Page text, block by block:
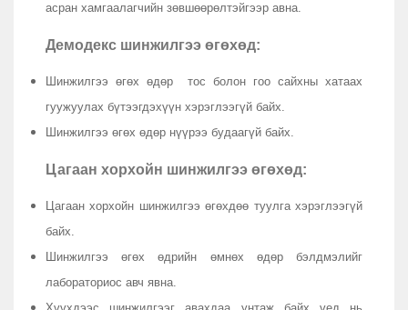
асран хамгаалагчийн зөвшөөрөлтэйгээр авна.
Демодекс шинжилгээ өгөхөд:
Шинжилгээ өгөх өдөр тос болон гоо сайхны хатаах
гуужуулах бүтээгдэхүүн хэрэглээгүй байх.
Шинжилгээ өгөх өдөр нүүрээ будаагүй байх.
Цагаан хорхойн шинжилгээ өгөхөд:
Цагаан хорхойн шинжилгээ өгөхдөө туулга хэрэглээгүй
байх.
Шинжилгээ өгөх өдрийн өмнөх өдөр бэлдмэлийг
лабораториос авч явна.